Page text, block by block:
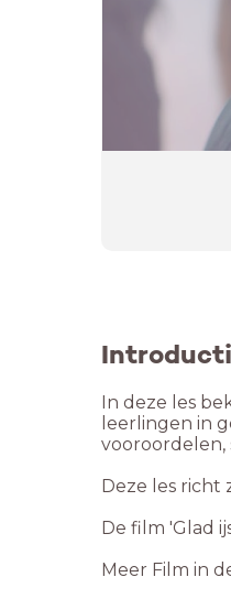
In deze les
leerlingen in
vooroordelen,
Deze les richt
De film 'Glad
Meer Film in